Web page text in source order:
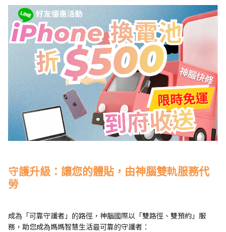
守護升級：讓您的體貼，由神腦雙軌服務代
勞
成為「可靠守護者」的路徑，神腦國際以「雙路徑、雙預約」服
務，助您成為媽媽智慧生活最可靠的守護者：